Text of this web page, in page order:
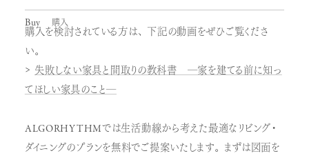
Buy 購入
購入を検討されている方は、下記の動画をぜひご覧くださ
い。
失敗しない家具と間取りの教科書 ―家を建てる前に知っ
てほしい家具のこと―
ALGORHYTHMでは生活動線から考えた最適なリビング・
ダイニングのプランを無料でご提案いたします。まずは図面を